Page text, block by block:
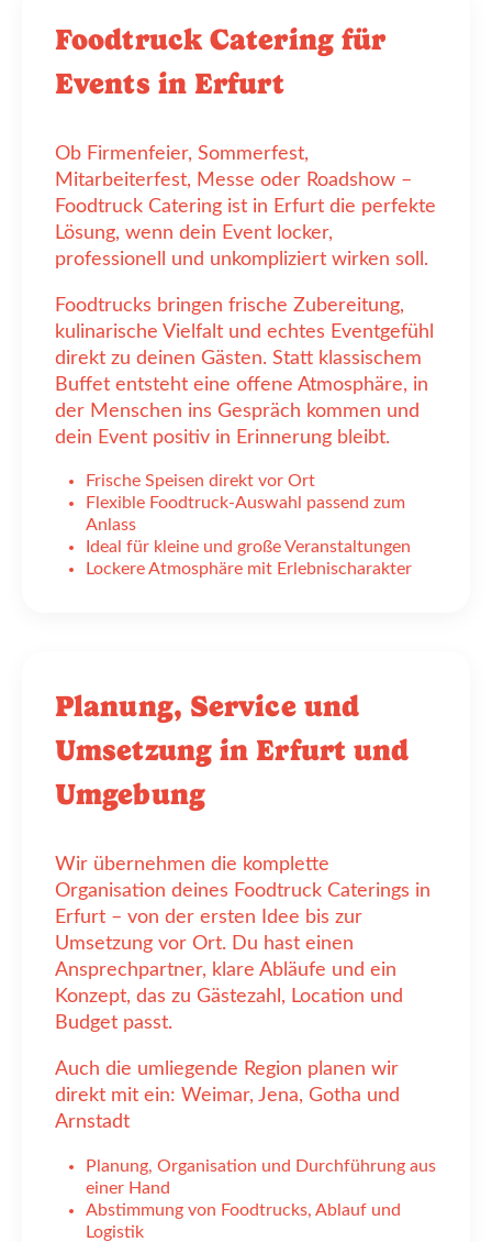
Foodtruck Catering für
Events in Erfurt
Ob Firmenfeier, Sommerfest,
Mitarbeiterfest, Messe oder Roadshow –
Foodtruck Catering ist in Erfurt die perfekte
Lösung, wenn dein Event locker,
professionell und unkompliziert wirken soll.
Foodtrucks bringen frische Zubereitung,
kulinarische Vielfalt und echtes Eventgefühl
direkt zu deinen Gästen. Statt klassischem
Buffet entsteht eine offene Atmosphäre, in
der Menschen ins Gespräch kommen und
dein Event positiv in Erinnerung bleibt.
Frische Speisen direkt vor Ort
Flexible Foodtruck-Auswahl passend zum
Anlass
Ideal für kleine und große Veranstaltungen
Lockere Atmosphäre mit Erlebnischarakter
Planung, Service und
Umsetzung in Erfurt und
Umgebung
Wir übernehmen die komplette
Organisation deines Foodtruck Caterings in
Erfurt – von der ersten Idee bis zur
Umsetzung vor Ort. Du hast einen
Ansprechpartner, klare Abläufe und ein
Konzept, das zu Gästezahl, Location und
Budget passt.
Auch die umliegende Region planen wir
direkt mit ein: Weimar, Jena, Gotha und
Arnstadt
Planung, Organisation und Durchführung aus
einer Hand
Abstimmung von Foodtrucks, Ablauf und
Logistik